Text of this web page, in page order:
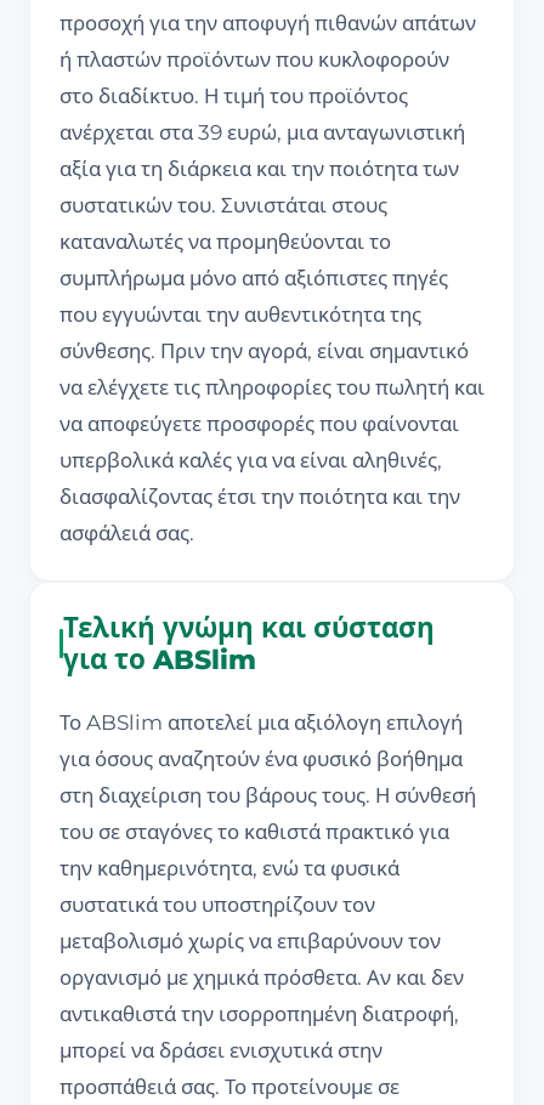
προσοχή για την αποφυγή πιθανών απάτων
ή πλαστών προϊόντων που κυκλοφορούν
στο διαδίκτυο. Η τιμή του προϊόντος
ανέρχεται στα 39 ευρώ, μια ανταγωνιστική
αξία για τη διάρκεια και την ποιότητα των
συστατικών του. Συνιστάται στους
καταναλωτές να προμηθεύονται το
συμπλήρωμα μόνο από αξιόπιστες πηγές
που εγγυώνται την αυθεντικότητα της
σύνθεσης. Πριν την αγορά, είναι σημαντικό
να ελέγχετε τις πληροφορίες του πωλητή και
να αποφεύγετε προσφορές που φαίνονται
υπερβολικά καλές για να είναι αληθινές,
διασφαλίζοντας έτσι την ποιότητα και την
ασφάλειά σας.
Τελική γνώμη και σύσταση
για το ABSlim
Το ABSlim αποτελεί μια αξιόλογη επιλογή
για όσους αναζητούν ένα φυσικό βοήθημα
στη διαχείριση του βάρους τους. Η σύνθεσή
του σε σταγόνες το καθιστά πρακτικό για
την καθημερινότητα, ενώ τα φυσικά
συστατικά του υποστηρίζουν τον
μεταβολισμό χωρίς να επιβαρύνουν τον
οργανισμό με χημικά πρόσθετα. Αν και δεν
αντικαθιστά την ισορροπημένη διατροφή,
μπορεί να δράσει ενισχυτικά στην
προσπάθειά σας. Το προτείνουμε σε